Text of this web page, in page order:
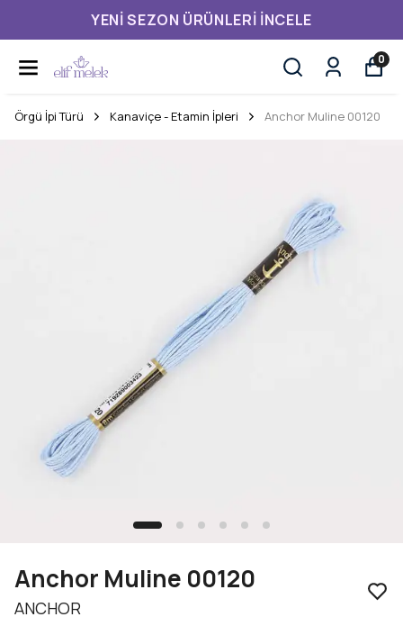
YENI SEZON ÜRÜNLERI İNCELE
0
Örgü İpi Türü Kanaviçe - Etamin İpleri Anchor Muline 00120
Anchor Muline 00120
ANCHOR